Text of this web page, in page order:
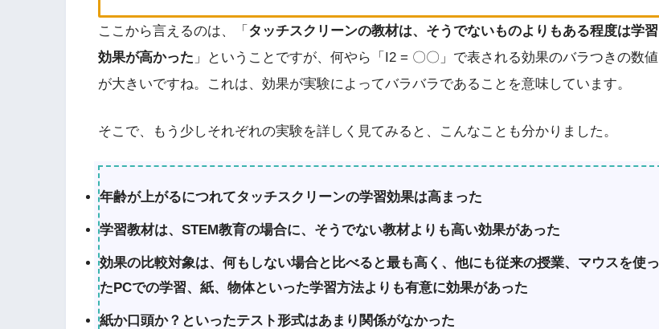
ここから言えるのは、「 タッチスクリーンの教材は、そうでないものよりもある程度は学習
効果が高かった 」ということですが、何やら「I2 = 〇〇」で表される効果のバラつきの数値
が大きいですね。これは、効果が実験によってバラバラであることを意味しています。
そこで、もう少しそれぞれの実験を詳しく見てみると、こんなことも分かりました。
年齢が上がるにつれてタッチスクリーンの学習効果は高まった
学習教材は、STEM教育の場合に、そうでない教材よりも高い効果があった
効果の比較対象は、何もしない場合と比べると最も高く、他にも従来の授業、マウスを使っ
たPCでの学習、紙、物体といった学習方法よりも有意に効果があった
紙か口頭か？といったテスト形式はあまり関係がなかった